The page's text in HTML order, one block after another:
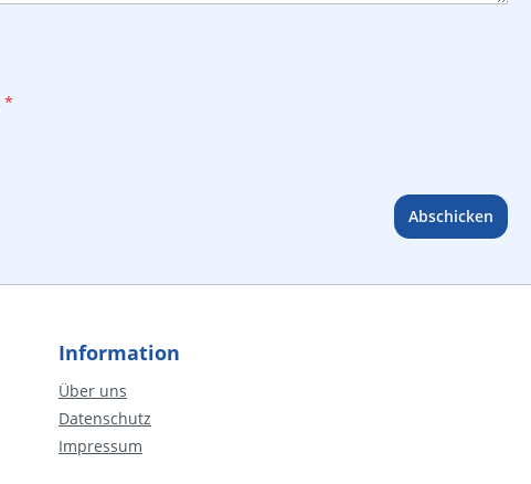
*
Abschicken
Information
Über uns
Datenschutz
Impressum